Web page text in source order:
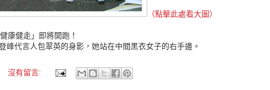
（點擊此處看大圖）
康健走」即將開跑！
峰代言人包翠英的身影，她站在中間黑衣女子的右手邊。
沒有留言: